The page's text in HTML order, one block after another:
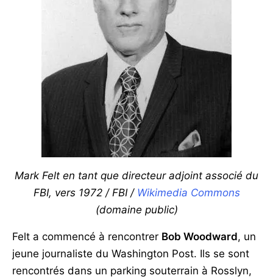
Mark Felt en tant que directeur adjoint associé du
FBI, vers 1972 / FBI / Wikimedia Commons
(domaine public)
Felt a commencé à rencontrer Bob Woodward, un
jeune journaliste du Washington Post. Ils se sont
rencontrés dans un parking souterrain à Rosslyn,